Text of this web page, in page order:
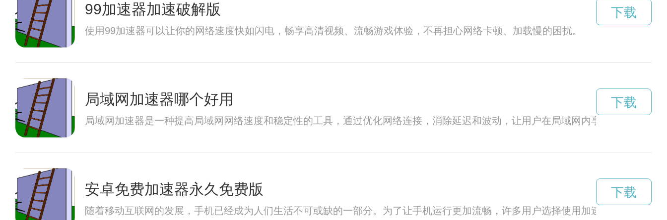
99加速器加速破解版
使用99加速器可以让你的网络速度快如闪电，畅享高清视频、流畅游戏体验，不再担心网络卡顿、加载慢的困扰。
下载
局域网加速器哪个好用
局域网加速器是一种提高局域网网络速度和稳定性的工具，通过优化网络连接，消除延迟和波动，让用户在局域网内享受更流畅的网
下载
安卓免费加速器永久免费版
随着移动互联网的发展，手机已经成为人们生活不可或缺的一部分。为了让手机运行更加流畅，许多用户选择使用加速器来优化手
下载